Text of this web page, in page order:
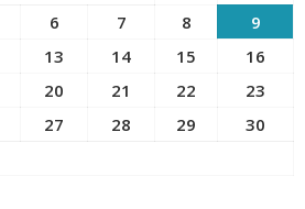
6 7 8
9
13 14 15
16
20 21 22
23
27 28 29
30